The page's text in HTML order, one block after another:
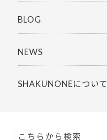
BLOG
NEWS
SHAKUNONEについて